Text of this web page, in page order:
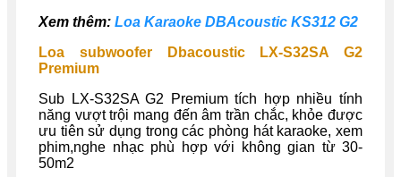
Xem thêm: Loa Karaoke DBAcoustic KS312 G2
Loa subwoofer Dbacoustic LX-S32SA G2
Premium
Sub LX-S32SA G2 Premium tích hợp nhiều tính
năng vượt trội mang đến âm trần chắc, khỏe được
ưu tiên sử dụng trong các phòng hát karaoke, xem
phim,nghe nhạc phù hợp với không gian từ 30-
50m2